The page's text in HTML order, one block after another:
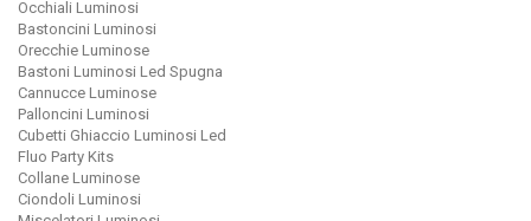
Occhiali Luminosi
Bastoncini Luminosi
Orecchie Luminose
Bastoni Luminosi Led Spugna
Cannucce Luminose
Palloncini Luminosi
Cubetti Ghiaccio Luminosi Led
Fluo Party Kits
Collane Luminose
Ciondoli Luminosi